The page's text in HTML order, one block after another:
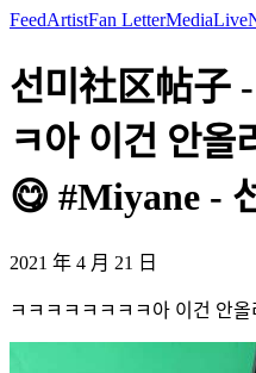
FeedArtistFan LetterMediaLive
선미社区帖子
ㅋ아 이건 안올
😋 #Miyane -
2021 年 4 月 21 日
ㅋㅋㅋㅋㅋㅋㅋㅋ아 이건 안